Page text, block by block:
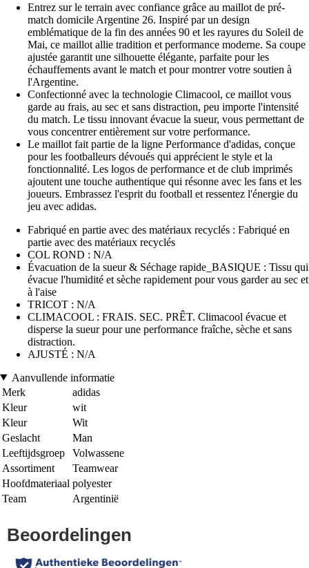
Entrez sur le terrain avec confiance grâce au maillot de pré-
match domicile Argentine 26. Inspiré par un design
emblématique de la fin des années 90 et les rayures du Soleil de
Mai, ce maillot allie tradition et performance moderne. Sa coupe
ajustée garantit une silhouette élégante, parfaite pour les
échauffements avant le match et pour montrer votre soutien à
l'Argentine.
Confectionné avec la technologie Climacool, ce maillot vous
garde au frais, au sec et sans distraction, peu importe l'intensité
du match. Le tissu innovant évacue la sueur, vous permettant de
vous concentrer entièrement sur votre performance.
Le maillot fait partie de la ligne Performance d'adidas, conçue
pour les footballeurs dévoués qui apprécient le style et la
fonctionnalité. Les logos de performance et de club imprimés
ajoutent une touche authentique qui résonne avec les fans et les
joueurs. Embrassez l'esprit du football et ressentez l'énergie du
jeu avec adidas.
Fabriqué en partie avec des matériaux recyclés : Fabriqué en
partie avec des matériaux recyclés
COL ROND : N/A
Évacuation de la sueur & Séchage rapide_BASIQUE : Tissu qui
évacue l'humidité et sèche rapidement pour vous garder au sec et
à l'aise
TRICOT : N/A
CLIMACOOL : FRAIS. SEC. PRÊT. Climacool évacue et
disperse la sueur pour une performance fraîche, sèche et sans
distraction.
AJUSTÉ : N/A
Aanvullende informatie
Merk
adidas
Kleur
wit
Kleur
Wit
Geslacht
Man
Leeftijdsgroep
Volwassene
Assortiment
Teamwear
Hoofdmateriaal polyester
Team
Argentinië